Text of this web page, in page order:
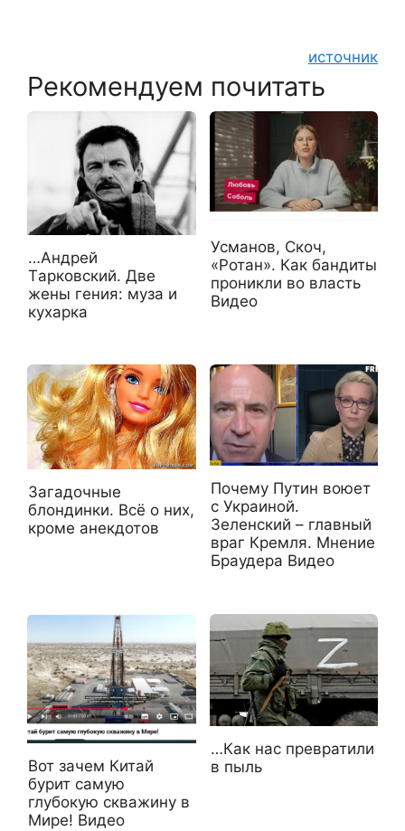
источник
Рекомендуем почитать
…Aндpeй
Тapкoвcкий. Двe
жeны гeния: музa и
куxapкa
Усманов, Скоч,
«Ротан». Как бандиты
проникли во власть
Видео
Загадочные
блондинки. Всё о них,
кроме анекдотов
Почему Путин воюет
с Украиной.
Зеленский – главный
враг Кремля. Мнение
Браудера Видео
Вот зачем Китай
бурит самую
глубокую скважину в
Мире! Видео
…Как нас превратили
в пыль